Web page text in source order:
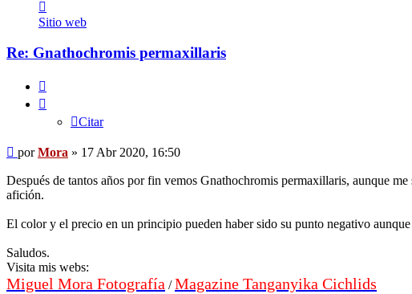
Mora
Sitio web
Re: Gnathochromis permaxillaris
Citar
Mensaje
porMora » 17 Abr 2020, 16:50
Después de tantos años por fin vemos Gnathochromis permaxillaris, aunque
afición.
El color y el precio en un principio pueden haber sido su punto negativo
Saludos.
Visita mis webs:
Miguel Mora Fotografía /Magazine Tanganyika Cichlids